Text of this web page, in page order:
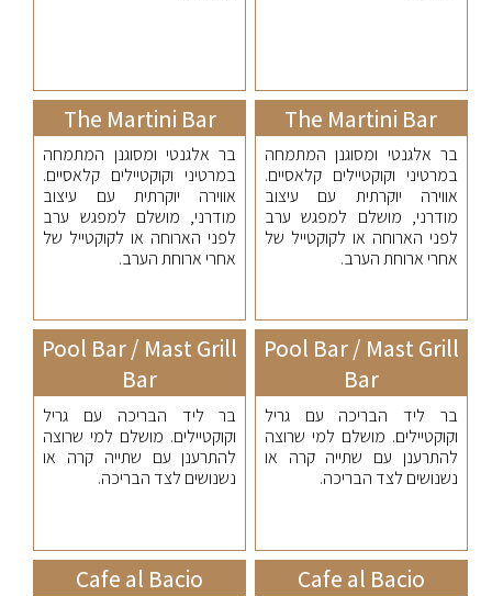
The Martini Bar
בר אלגנטי ומסוגנן המתמחה
במרטיני וקוקטיילים קלאסיים.
אווירה יוקרתית עם עיצוב
מודרני, מושלם למפגש ערב
לפני הארוחה או לקוקטייל של
אחרי ארוחת הערב.
The Martini Bar
בר אלגנטי ומסוגנן המתמחה
במרטיני וקוקטיילים קלאסיים.
אווירה יוקרתית עם עיצוב
מודרני, מושלם למפגש ערב
לפני הארוחה או לקוקטייל של
אחרי ארוחת הערב.
Pool Bar / Mast Grill
Bar
בר ליד הבריכה עם גריל
וקוקטיילים. מושלם למי שרוצה
להתרענן עם שתייה קרה או
נשנושים לצד הבריכה.
Pool Bar / Mast Grill
Bar
בר ליד הבריכה עם גריל
וקוקטיילים. מושלם למי שרוצה
להתרענן עם שתייה קרה או
נשנושים לצד הבריכה.
Cafe al Bacio
Cafe al Bacio